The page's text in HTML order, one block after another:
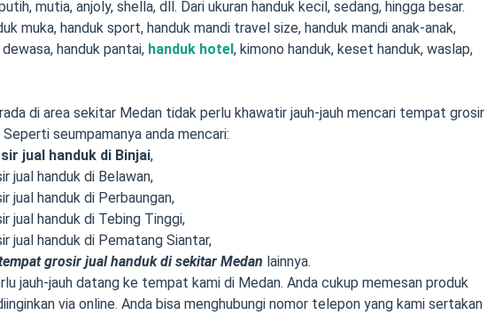
mutia, anjoly, shella, dll. Dari ukuran handuk kecil, sedang, hingga besar.
muka, handuk sport, handuk mandi travel size, handuk mandi anak-anak,
handuk pantai, handuk hotel, kimono handuk, keset handuk, waslap,
di area sekitar Medan tidak perlu khawatir jauh-jauh mencari tempat grosir
Seperti seumpamanya anda mencari:
jual handuk di Binjai,
jual handuk di Belawan,
jual handuk di Perbaungan,
jual handuk di Tebing Tinggi,
jual handuk di Pematang Siantar,
grosir jual handuk di sekitar Medan lainnya.
jauh-jauh datang ke tempat kami di Medan. Anda cukup memesan produk
via online. Anda bisa menghubungi nomor telepon yang kami sertakan